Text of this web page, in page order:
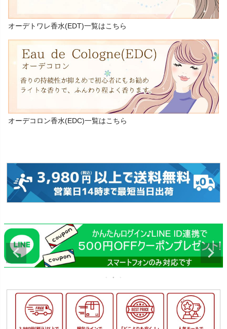
オーデトワレ香水(EDT)一覧はこちら
オーデコロン香水(EDC)一覧はこちら